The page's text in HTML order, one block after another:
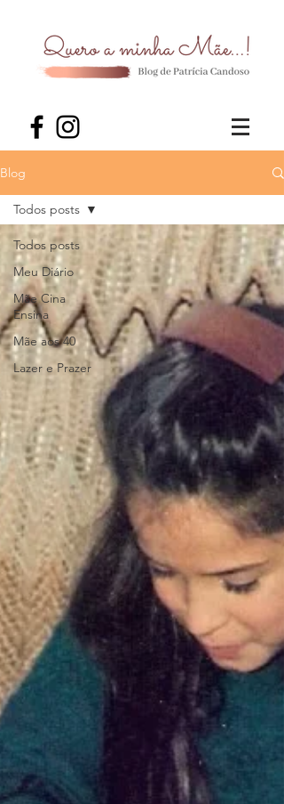
Blog
Todos posts
Meu Diário
Mãe Cina
Ensina
Mãe aos 40
Lazer e Prazer
Todos posts